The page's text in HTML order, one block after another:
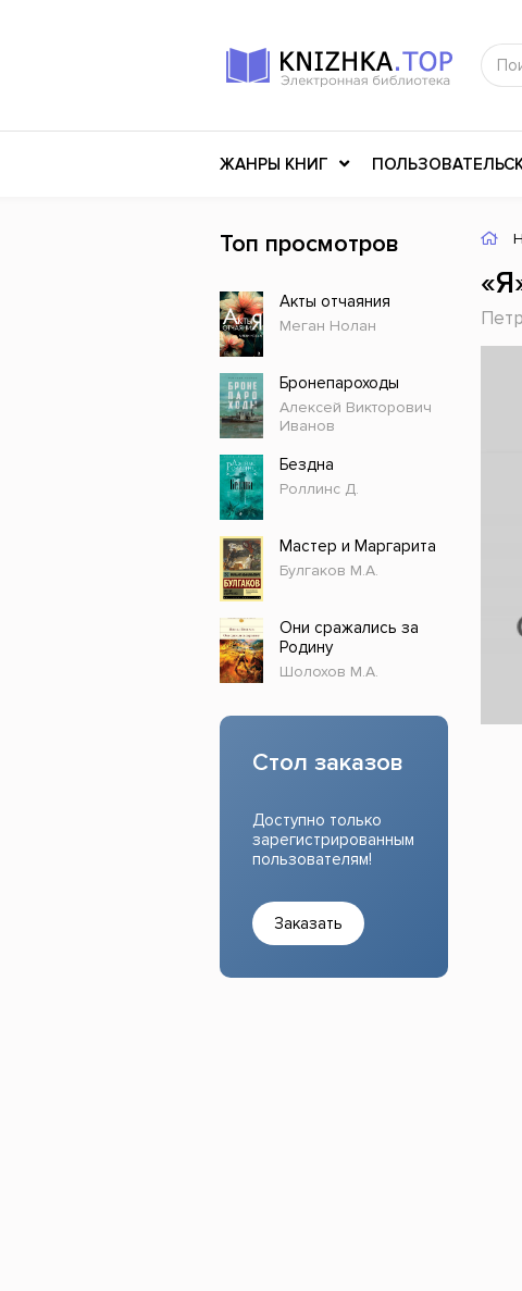
ЖАНРЫ КНИГ
Российское искусство
Детективы
Детские книги
История
Разное
Прочие издания
Научная
Топ просмотров
Акты отчаяния
Меган Нолан
Бронепароходы
Алексей Викторович
Иванов
Бездна
Роллинс Д.
Мастер и Маргарита
Булгаков М.А.
Они сражались за
Родину
Шолохов М.А.
Стол заказов
Доступно только
зарегистрированным
пользователям!
Заказать